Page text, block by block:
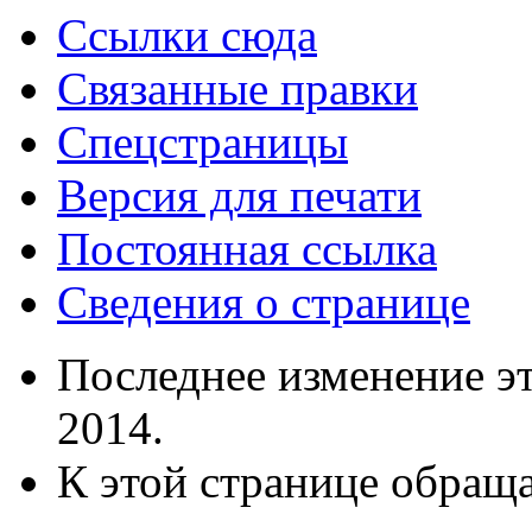
Ссылки сюда
Связанные правки
Спецстраницы
Версия для печати
Постоянная ссылка
Сведения о странице
Последнее изменение
2014.
К этой странице